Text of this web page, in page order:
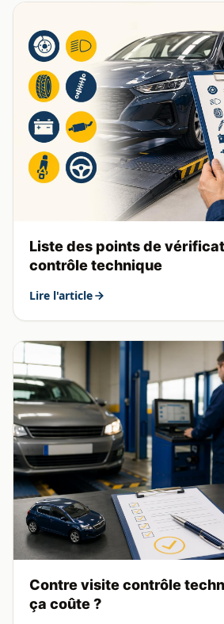
Liste des points de
contrôle technique
Lire l'article
Contre visite contrôle
ça coûte ?